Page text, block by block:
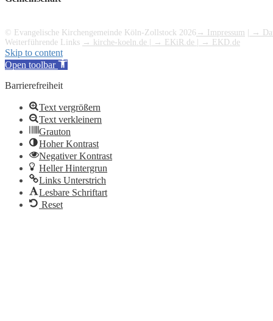
© Evangelische Kirchengemeinde Köln-Zollstock 2026 → Impressum
→
Weiterführende Links → kirche-koeln.de → EKiR.de → EKD.de
Skip to content
Open toolbar
Barrierefreiheit
Text vergrößern
Text verkleinern
Grauton
Hoher Kontrast
Negativer Kontrast
Heller Hintergrun
Links Unterstrich
Lesbare Schriftart
Reset